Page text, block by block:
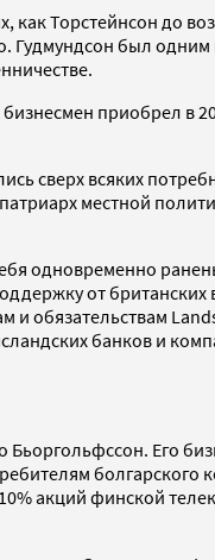
Торстейнсон до
Гудмундсон был
приобрел в
сверх всяких
местной
одновременно
от
обязательствам
банков и
Его
акций финской